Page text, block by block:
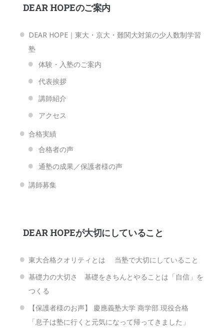
DEAR HOPEのご案内
DEAR HOPE｜東大・京大・難関大対策の少人数制学習
塾
体験・入塾のご案内
代表挨拶
講師紹介
アクセス
合格実績
合格者の声
通塾の成果／保護者様の声
講師募集
DEAR HOPEが大切にしていること
東大合格クオリティとは 当塾で大切にしていること
基礎力の大切さ 基礎をきちんとやることは「自信」を
つくる
【保護者様のお声】 慶應義塾大学 商学部 現役合格
「息子は塾に行くと元気になって帰ってきました」